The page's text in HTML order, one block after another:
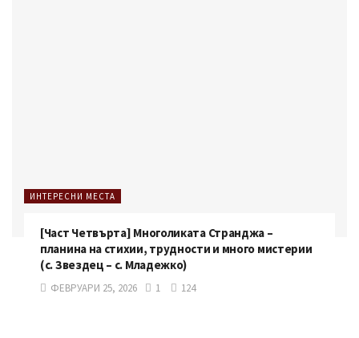
ИНТЕРЕСНИ МЕСТА
[Част Четвърта] Многоликата Странджа –
планина на стихии, трудности и много мистерии
(с. Звездец – с. Младежко)
ФЕВРУАРИ 25, 2026 1 124